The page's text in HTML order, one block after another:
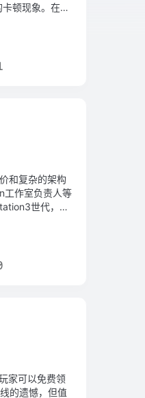
顿现象。在
和复杂的架构
工作室负责人等
世代，他
家可以免费领
的遗憾，但值